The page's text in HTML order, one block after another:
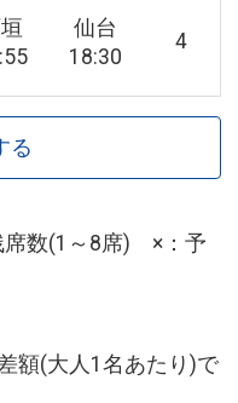
仙台
18:30
4
る
数(1～8席) ×：予
額(大人1名あたり)で